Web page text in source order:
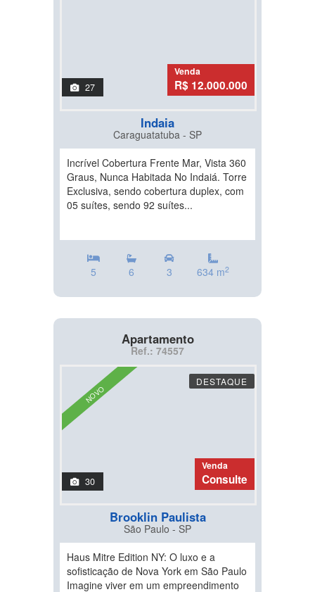
27
Venda
R$ 12.000.000
Indaia
Caraguatatuba - SP
Incrível Cobertura Frente Mar, Vista 360
Graus, Nunca Habitada No Indaiá. Torre
Exclusiva, sendo cobertura duplex, com
05 suítes, sendo 92 suítes...
5 6 3 634 m2
Apartamento
Ref.: 74557
NOVO
DESTAQUE
30
Venda
Consulte
Brooklin Paulista
São Paulo - SP
Haus Mitre Edition NY: O luxo e a
sofisticação de Nova York em São Paulo
Imagine viver em um empreendimento